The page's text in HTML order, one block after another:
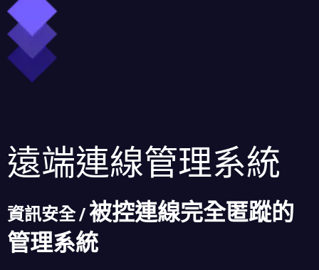
遠端連線管理系統
資訊安全 /被控連線完全匿蹤的
管理系統